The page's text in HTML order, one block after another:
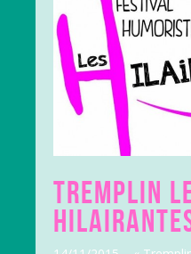
TREMPLIN